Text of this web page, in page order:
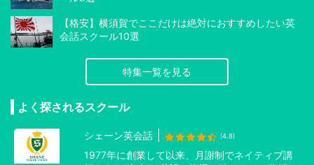
【格安】横須賀でここだけは絶対におすすめしたい英
会話スクール10選
特集一覧を見る
よく探されるスクール
シェーン英会話 (4.8)
1977年に創業して以来、月謝制でネイティブ講